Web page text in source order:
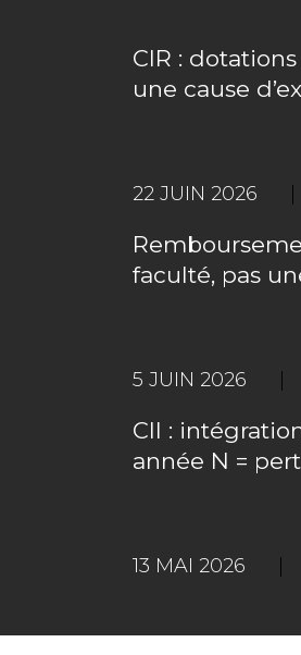
CIR :
une cause
22 JUIN 2026 |
faculté, pas
5 JUIN 2026 |
CII :
année N =
13 MAI 2026 |